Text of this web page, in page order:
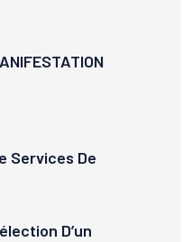
Services De
D’un